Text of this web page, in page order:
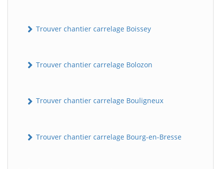
Trouver chantier carrelage Boissey
Trouver chantier carrelage Bolozon
Trouver chantier carrelage Bouligneux
Trouver chantier carrelage Bourg-en-Bresse